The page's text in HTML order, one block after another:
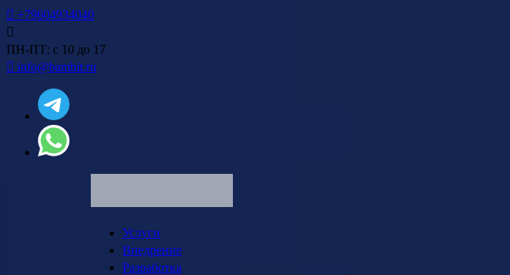
+79604934040
ПН-ПТ: с 10 до 17
info@bambit.ru
Услуги
Внедрение
Разработка